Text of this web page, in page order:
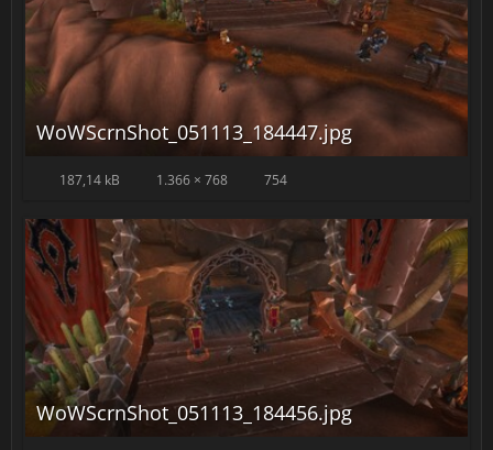
WoWScrnShot_051113_184447.jpg
187,14 kB 1.366 × 768 754
WoWScrnShot_051113_184456.jpg